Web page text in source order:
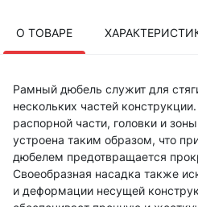
О ТОВАРЕ
Рамный дюбель служит для
нескольких частей
распорной части, головки и
устроена таким образом, что
дюбелем предотвращается
Своеобразная насадка также
и деформации несущей